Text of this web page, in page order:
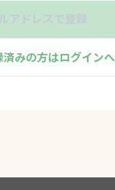
アドレスで登録
みの方はログインへ